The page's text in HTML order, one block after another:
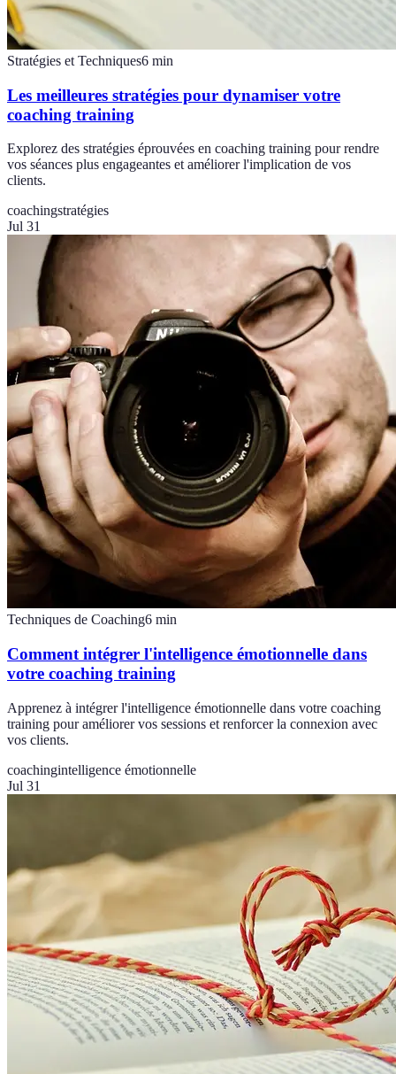
Stratégies et Techniques6 min
Les meilleures stratégies pour dynamiser votre
coaching training
Explorez des stratégies éprouvées en coaching training pour rendre
vos séances plus engageantes et améliorer l'implication de vos
clients.
coachingstratégies
Jul 31
Techniques de Coaching6 min
Comment intégrer l'intelligence émotionnelle dans
votre coaching training
Apprenez à intégrer l'intelligence émotionnelle dans votre coaching
training pour améliorer vos sessions et renforcer la connexion avec
vos clients.
coachingintelligence émotionnelle
Jul 31